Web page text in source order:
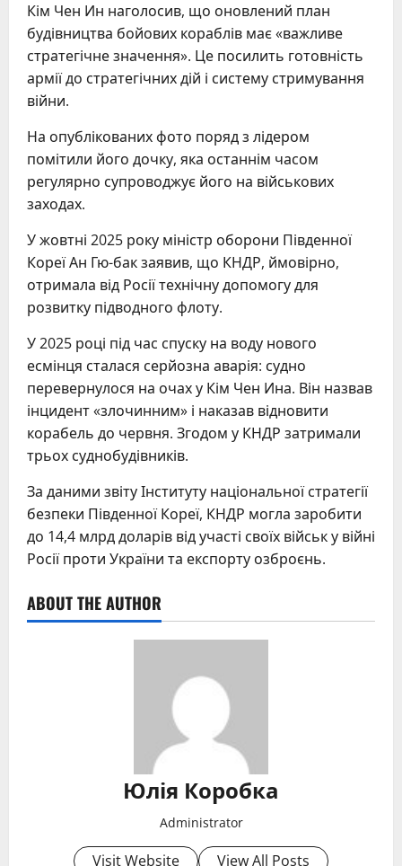
Кім Чен Ин наголосив, що оновлений план
будівництва бойових кораблів має «важливе
стратегічне значення». Це посилить готовність
армії до стратегічних дій і систему стримування
війни.
На опублікованих фото поряд з лідером
помітили його дочку, яка останнім часом
регулярно супроводжує його на військових
заходах.
У жовтні 2025 року міністр оборони Південної
Кореї Ан Гю-бак заявив, що КНДР, ймовірно,
отримала від Росії технічну допомогу для
розвитку підводного флоту.
У 2025 році під час спуску на воду нового
есмінця сталася серйозна аварія: судно
перевернулося на очах у Кім Чен Ина. Він назвав
інцидент «злочинним» і наказав відновити
корабель до червня. Згодом у КНДР затримали
трьох суднобудівників.
За даними звіту Інституту національної стратегії
безпеки Південної Кореї, КНДР могла заробити
до 14,4 млрд доларів від участі своїх військ у війні
Росії проти України та експорту озброєнь.
ABOUT THE AUTHOR
Юлія Коробка
Administrator
Visit Website View All Posts